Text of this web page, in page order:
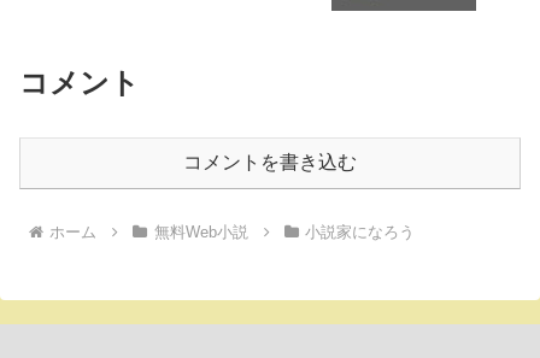
コメント
コメントを書き込む
ホーム 無料Web小説 小説家になろう